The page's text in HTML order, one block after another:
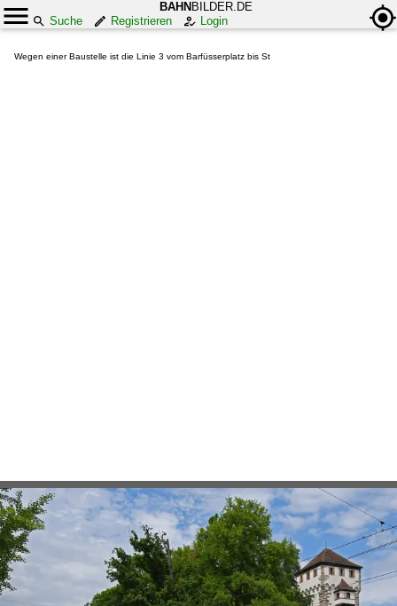
BAHN BILDER.DE
Suche
Registrieren Login
Wegen einer Baustelle ist die Linie 3 vom Barfüsserplatz bis St